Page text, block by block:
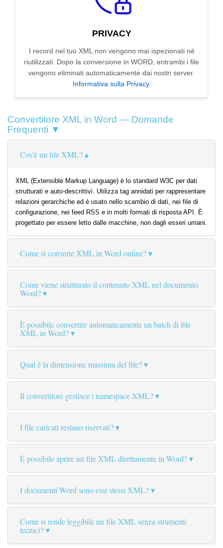
PRIVACY
I record nel tuo XML non vengono mai ispezionati né
riutilizzati. Dopo la conversione in WORD, entrambi i file
vengono eliminati automaticamente dai nostri server.
Informativa sulla Privacy.
Convertitore XML in Word — Domande
Frequenti ▼
Cos'è un file XML?
XML (Extensible Markup Language) è lo standard W3C per dati
strutturati e auto-descrittivi. Utilizza tag annidati per rappresentare
relazioni gerarchiche ed è usato nello scambio di dati, nei file di
configurazione, nei feed RSS e in molti formati di risposta API. È
progettato per essere letto dalle macchine, non dagli esseri umani.
Come si converte XML in Word online?
Come viene strutturato il contenuto XML nel documento
Word?
È possibile convertire automaticamente un batch di file
XML in Word?
Qual è la dimensione massima del file?
Il convertitore gestisce i namespace XML?
I file caricati restano riservati?
È possibile aprire un file XML direttamente in Word?
I documenti Word sono essi stessi XML?
Come si rende leggibile un file XML senza strumenti
tecnici?